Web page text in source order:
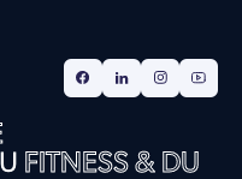
FITNESS & DU